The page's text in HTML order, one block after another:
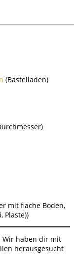
(Bastelladen)
mit flache Boden,
Plaste))
Wir haben dir mit
herausgesucht